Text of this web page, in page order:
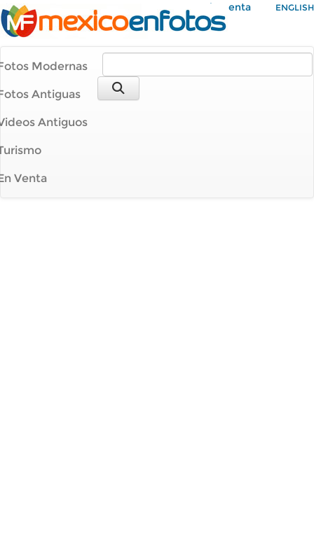
Mi Cuenta ENGLISH
Modernas
Antiguas
Antiguos
Venta